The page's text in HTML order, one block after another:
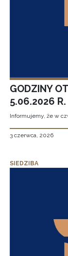
GODZINY
5.06.2026 R.
Informujemy, że w
3 czerwca, 2026
SIEDZIBA